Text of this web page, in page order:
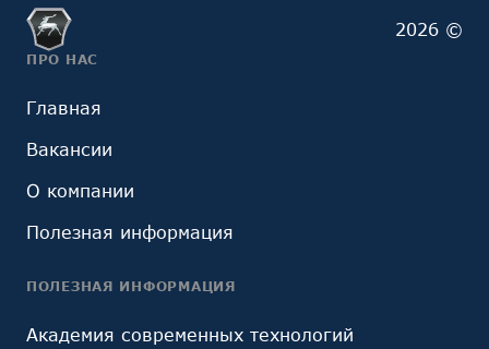
2026 ©
ПРО НАС
Главная
Вакансии
О компании
Полезная информация
ПОЛЕЗНАЯ ИНФОРМАЦИЯ
Академия современных технологий